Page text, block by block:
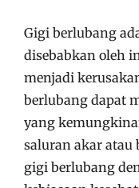
Gigi berlubang
disebabkan oleh
menjadi
berlubang dapat
yang
saluran akar atau
gigi berlubang